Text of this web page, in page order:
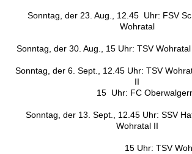
Sonntag, der 23. Aug., 12.45 Uhr: FSV
Wohratal
Sonntag, der 30. Aug., 15 Uhr: TSV
Sonntag, der 6. Sept., 12.45 Uhr: TSV
II
15 Uhr: FC Oberwalgern -
Sonntag, der 13. Sept., 12.45 Uhr: SSV
Wohratal II
15 Uhr: TSV Wohratal-